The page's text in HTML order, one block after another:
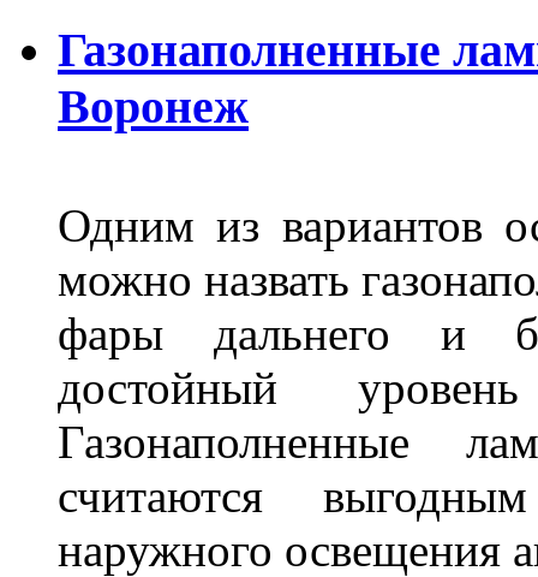
Газонаполненные
Воронеж
Одним из вариантов
можно назвать
фары дальнего и
достойный
Газонаполненные
считаются
наружного освещения